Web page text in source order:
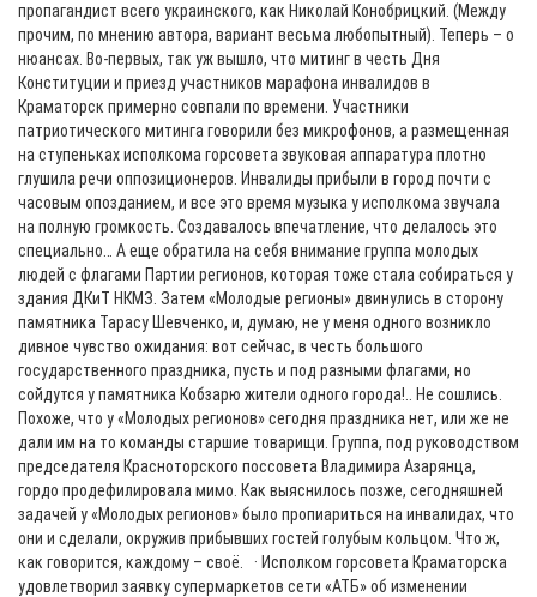
пропагандист всего украинского, как Николай Конобрицкий. (Между
прочим, по мнению автора, вариант весьма любопытный). Теперь – о
нюансах. Во-первых, так уж вышло, что митинг в честь Дня
Конституции и приезд участников марафона инвалидов в
Краматорск примерно совпали по времени. Участники
патриотического митинга говорили без микрофонов, а размещенная
на ступеньках исполкома горсовета звуковая аппаратура плотно
глушила речи оппозиционеров. Инвалиды прибыли в город почти с
часовым опозданием, и все это время музыка у исполкома звучала
на полную громкость. Создавалось впечатление, что делалось это
специально… А еще обратила на себя внимание группа молодых
людей с флагами Партии регионов, которая тоже стала собираться у
здания ДКиТ НКМЗ. Затем «Молодые регионы» двинулись в сторону
памятника Тарасу Шевченко, и, думаю, не у меня одного возникло
дивное чувство ожидания: вот сейчас, в честь большого
государственного праздника, пусть и под разными флагами, но
сойдутся у памятника Кобзарю жители одного города!.. Не сошлись.
Похоже, что у «Молодых регионов» сегодня праздника нет, или же не
дали им на то команды старшие товарищи. Группа, под руководством
председателя Красноторского поссовета Владимира Азарянца,
гордо продефилировала мимо. Как выяснилось позже, сегодняшней
задачей у «Молодых регионов» было пропиариться на инвалидах, что
они и сделали, окружив прибывших гостей голубым кольцом. Что ж,
как говорится, каждому – своё. · Исполком горсовета Краматорска
удовлетворил заявку супермаркетов сети «АТБ» об изменении